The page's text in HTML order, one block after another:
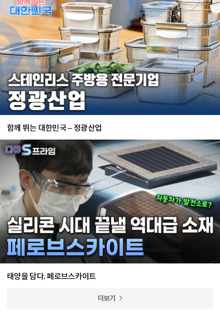
함께 뛰는 대한민국 – 정광산업
태양을 담다. 페로브스카이트
더보기